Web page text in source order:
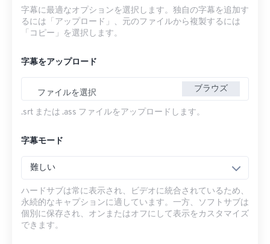
字幕に最適なオプションを選択します。独自の字幕を追加す
るには「アップロード」、元のファイルから複製するには
「コピー」を選択します。
字幕をアップロード
ファイルを選択 ブラウズ
.srt または .ass ファイルをアップロードします。
字幕モード
難しい
ハードサブは常に表示され、ビデオに統合されているため、
永続的なキャプションに適しています。一方、ソフトサブは
個別に保存され、オンまたはオフにして表示をカスタマイズ
できます。